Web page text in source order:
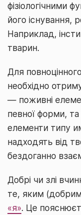
фізіологічними
його існування,
Наприклад,
тварин.
Для
необхідно
— поживні
певної форми, та
елементи типу
надходять від
бездоганно
Добрі чи злі
те, яким
«я». Це